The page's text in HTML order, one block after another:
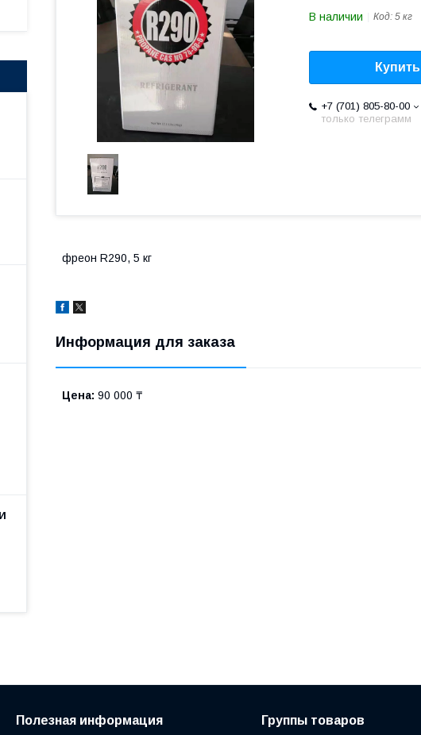
В наличии Код: 5 кг
Купить
+7 (701) 805-80-00
только телеграмм
фреон R290, 5 кг
Информация для заказа
Цена: 90 000 ₸
Полезная информация Группы товаров